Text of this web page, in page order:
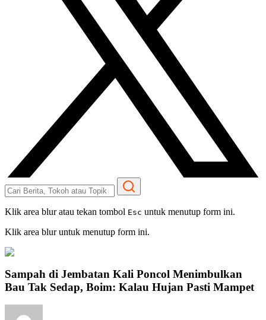
Klik area blur atau tekan tombol Esc untuk menutup form ini.
Klik area blur untuk menutup form ini.
Sampah di Jembatan Kali Poncol Menimbulkan
Bau Tak Sedap, Boim: Kalau Hujan Pasti Mampet